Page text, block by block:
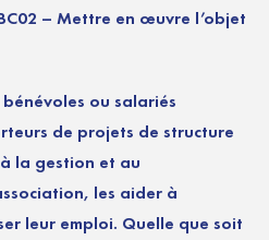
– Mettre en œuvre l’objet
ou salariés
de projets de structure
la gestion et au
les aider à
leur emploi. Quelle que soit